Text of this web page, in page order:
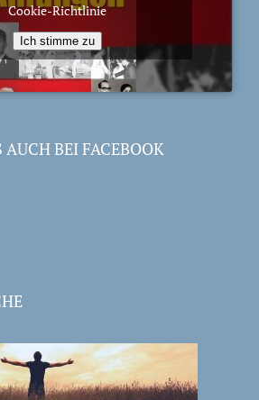
Cookie-Richtlinie
Ich stimme zu
BEI FACEBOOK